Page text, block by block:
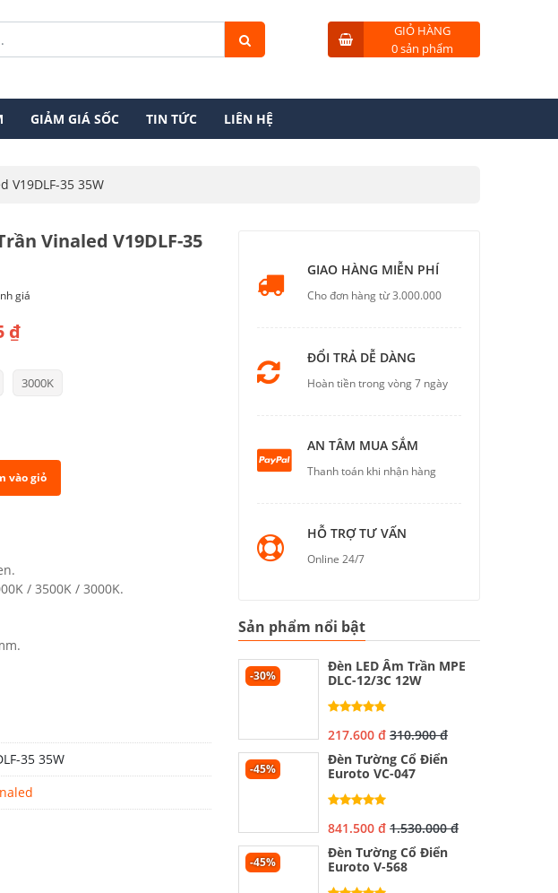
GIỎ HÀNG
0 sản phẩm
GIẢM GIÁ SỐC TIN TỨC LIÊN HỆ
V19DLF-35 35W
Vinaled V19DLF-35
giá
₫
3000K
vào giỏ
/ 3500K / 3000K.
35 35W
GIAO HÀNG MIỄN PHÍ
Cho đơn hàng từ 3.000.000
ĐỔI TRẢ DỄ DÀNG
Hoàn tiền trong vòng 7 ngày
AN TÂM MUA SẮM
Thanh toán khi nhận hàng
HỖ TRỢ TƯ VẤN
Online 24/7
Sản phẩm nổi bật
-30%
Đèn LED Âm Trần MPE
DLC-12/3C 12W
217.600 đ 310.900 đ
-45%
Đèn Tường Cổ Điển
Euroto VC-047
841.500 đ 1.530.000 đ
-45%
Đèn Tường Cổ Điển
Euroto V-568